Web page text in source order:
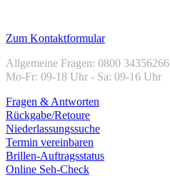
Zum Kontaktformular
Allgemeine Fragen: 0800 34356266
Mo-Fr: 09-18 Uhr - Sa: 09-16 Uhr
Fragen & Antworten
Rückgabe/Retoure
Niederlassungssuche
Termin vereinbaren
Brillen-Auftragsstatus
Online Seh-Check